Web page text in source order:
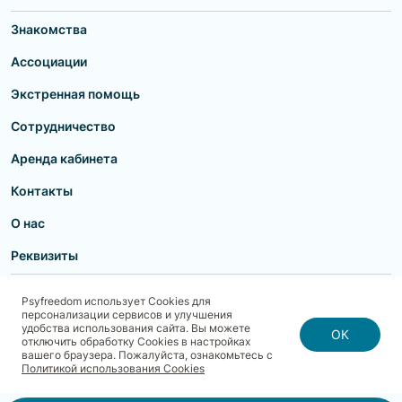
Знакомства
Ассоциации
Экстренная помощь
Сотрудничество
Аренда кабинета
Контакты
О нас
Реквизиты
Пользовательское соглашениеПолитика конфиденциальности
Договор-оферта для партнеров и образовательных учреждений
Договор-оферта для специалистов
Карта сайта
Согласие на обработку, хранение и передачу персональных данных
РеквизитыПолитика использования cookies
Договор-оферта с КлиентомПолитика безопасности платежей
Psyfreedom использует Cookies для
персонализации сервисов и улучшения
удобства использования сайта. Вы можете
отключить обработку Cookies в настройках
вашего браузера. Пожалуйста, ознакомьтесь с
Политикой использования Cookies
ОК